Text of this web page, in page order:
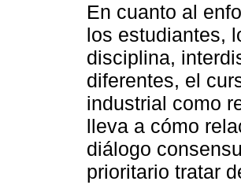
En cuanto al
los estudiantes,
disciplina,
diferentes, el
industrial como
lleva a cómo
diálogo
prioritario tratar